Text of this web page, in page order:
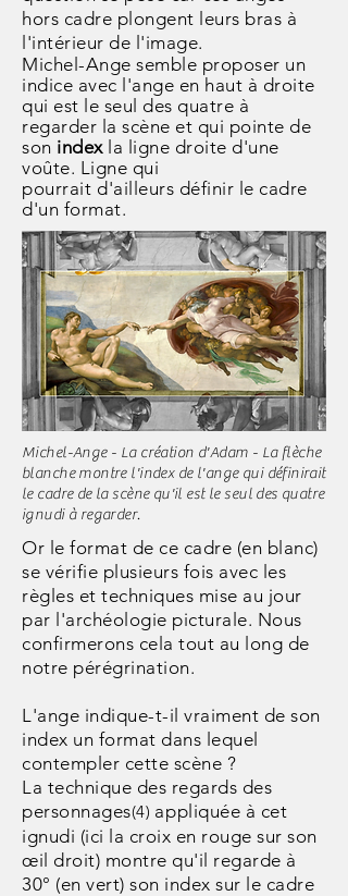
hors cadre plongent leurs bras à
l'intérieur de l'image.
Michel-Ange semble proposer un
indice avec l'ange en haut à droite
qui est le seul des quatre à
regarder la scène et qui pointe de
son indexla ligne droite d'une
voûte. Ligne qui
pourrait d'ailleurs définir le cadre
d'un format.
Michel-Ange - La création d'Adam - La flèche
blanche montre l'index de l'ange qui définirait
le cadre de la scène qu'il est le seul des quatre
ignudi à regarder.
Or le format de ce cadre (en blanc)
se vérifie plusieurs fois avec les
règles et techniques mise au jour
par l'archéologie picturale. Nous
confirmerons cela tout au long de
notre pérégrination.
L'ange indique-t-il vraiment de son
index un format dans lequel
contempler cette scène ?
La technique des regards des
personnages(4) appliquée à cet
ignudi (ici la croix en rouge sur son
œil droit) montre qu'il regarde à
30° (en vert) son index sur le cadre